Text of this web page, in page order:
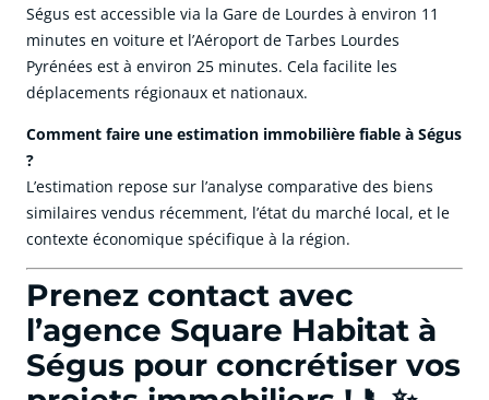
Ségus est accessible via la Gare de Lourdes à environ 11
minutes en voiture et l’Aéroport de Tarbes Lourdes
Pyrénées est à environ 25 minutes. Cela facilite les
déplacements régionaux et nationaux.
Comment faire une estimation immobilière fiable à Ségus
?
L’estimation repose sur l’analyse comparative des biens
similaires vendus récemment, l’état du marché local, et le
contexte économique spécifique à la région.
Prenez contact avec
l’agence Square Habitat à
Ségus pour concrétiser vos